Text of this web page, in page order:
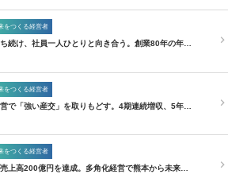
をつくる経営者
続け、社員一人ひとりと向き合う。創業80年の年…
をつくる経営者
で「強い産交」を取りもどす。4期連続増収、5年…
をつくる経営者
上高200億円を達成。多角化経営で熊本から未来…